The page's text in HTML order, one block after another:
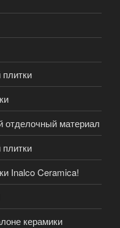
плитки
отделочный материал
плитки
Inalco Ceramica!
керамики